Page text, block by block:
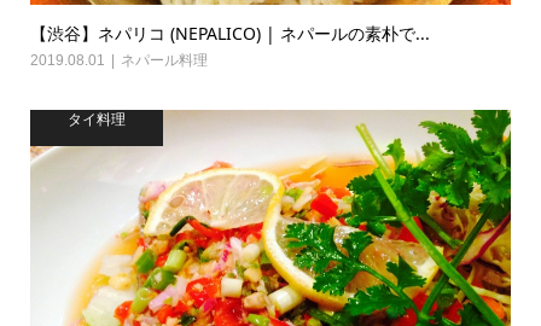
【渋谷】ネパリコ (NEPALICO) | ネパールの素朴で...
2019.08.01 ネパール料理
タイ料理